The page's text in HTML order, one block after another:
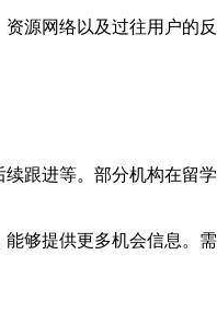
源网络以及过往用户的
跟进等。部分机构在留
够提供更多机会信息。